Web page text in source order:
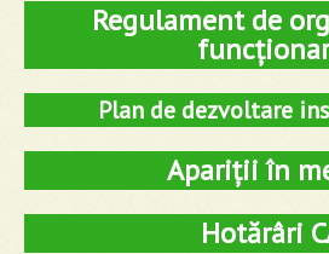
Regulament de
Plan de dezvoltare
Apariții în
Hotărâri